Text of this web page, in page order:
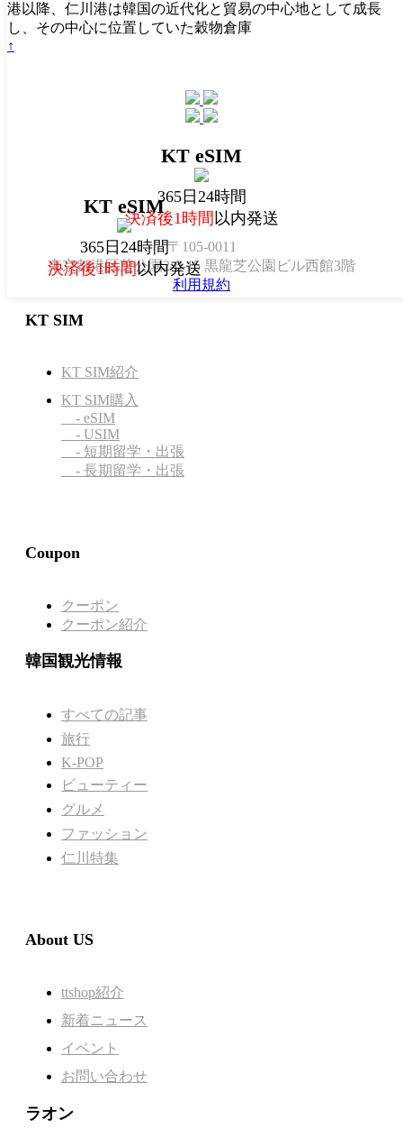
KT eSIM
365日24時間
決済後1時間以内発送
港以降、仁川港は韓国の近代化と貿易の中心地として成長
し、その中心に位置していた穀物倉庫
↑
KT eSIM
365日24時間
決済後1時間以内発送
〒105-0011
東京都港区芝公園2-6-15 黒龍芝公園ビル西館3階
利用規約
KT SIM
KT SIM紹介
KT SIM購入
- eSIM
- USIM
- 短期留学・出張
- 長期留学・出張
Coupon
クーポン
クーポン紹介
韓国観光情報
すべての記事
旅行
K-POP
ビューティー
グルメ
ファッション
仁川特集
About US
ttshop紹介
新着ニュース
イベント
お問い合わせ
ラオン